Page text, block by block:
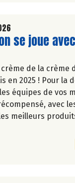
de l'article
se joue
de la crème
en 2025 ! Pour la
équipes de vos
avec
meilleurs
près de 1200
cette année